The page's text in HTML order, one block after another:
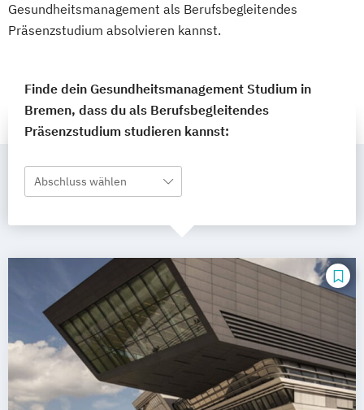
Gesundheitsmanagement als Berufsbegleitendes
Präsenzstudium absolvieren kannst.
Finde dein Gesundheitsmanagement Studium in
Bremen, dass du als Berufsbegleitendes
Präsenzstudium studieren kannst:
Abschluss wählen